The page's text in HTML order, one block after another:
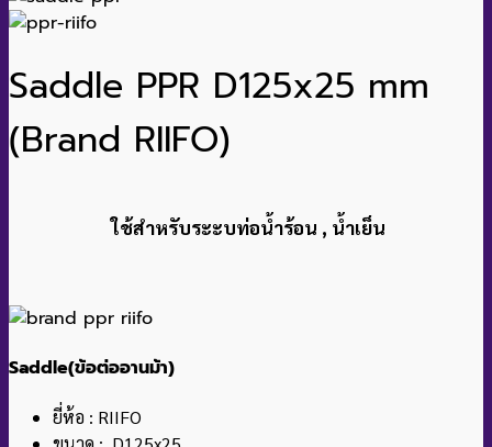
Saddle PPR D125x25 mm
(Brand RIIFO)
ใช้สำหรับระะบท่อน้ำร้อน , น้ำเย็น
Saddle(ข้อต่ออานม้า)
ยี่ห้อ : RIIFO